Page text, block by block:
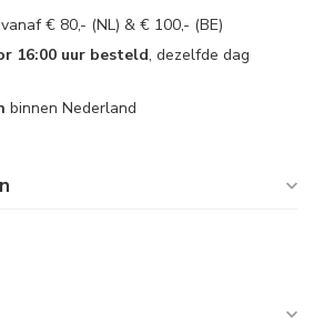
vanaf € 80,- (NL) & € 100,- (BE)
16:00 uur besteld, dezelfde dag
binnen Nederland